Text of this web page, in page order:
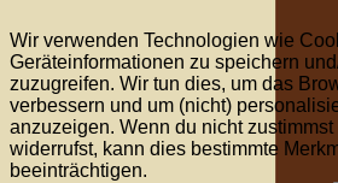
Wir verwenden Technologien wie
Geräteinformationen zu speichern
zuzugreifen. Wir tun dies, um das
verbessern und um (nicht)
anzuzeigen. Wenn du nicht
widerrufst, kann dies bestimmte
beeinträchtigen.